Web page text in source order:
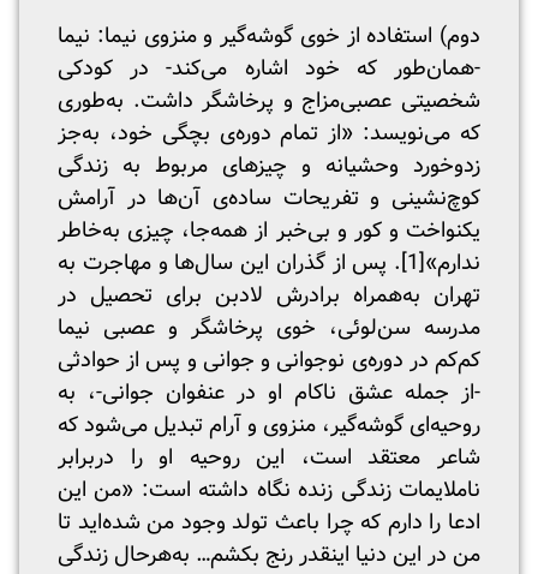
دوم) استفاده از خوی گوشه‌گیر و منزوی نیما: نیما
-همان‌طور که خود اشاره می‌کند- در کودکی
شخصیتی عصبی‌‌مزاج و پرخاشگر داشت. به‌طوری
که می‌نویسد: «از تمام دوره‌ی بچگی خود، به‌جز
زدوخورد وحشیانه و چیزهای مربوط به زندگی
کوچ‌نشینی و تفریحات ساده‌ی آن‌ها در آرامش
یکنواخت و کور و بی‌خبر از همه‌جا، چیزی به‌خاطر
ندارم»[1]
. پس از گذران این سال‌ها و مهاجرت به
تهران به‌همراه برادرش لادبن برای تحصیل در
مدرسه سن‌لوئی، خوی پرخاشگر و عصبی نیما
کم‌کم در دوره‌ی نوجوانی و جوانی و پس از حوادثی
-از جمله عشق ناکام او در عنفوان جوانی-، به
روحیه‌ای گوشه‌گیر، منزوی و آرام تبدیل می‌شود که
شاعر معتقد است، این روحیه او را دربرابر
ناملایمات زندگی زنده نگاه داشته است: «من این
ادعا را دارم که چرا باعث تولد وجود من شده‌اید تا
من در این دنیا اینقدر رنج بکشم… به‌هرحال زندگی